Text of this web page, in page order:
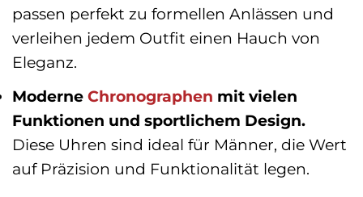
passen perfekt zu formellen Anlässen und
verleihen jedem Outfit einen Hauch von
Eleganz.
Moderne Chronographen mit vielen
Funktionen und sportlichem Design.
Diese Uhren sind ideal für Männer, die Wert
auf Präzision und Funktionalität legen.